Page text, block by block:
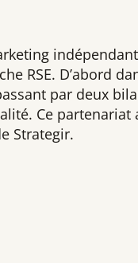
RSE. D’abord
par deux
Ce partenariat
Strategir.